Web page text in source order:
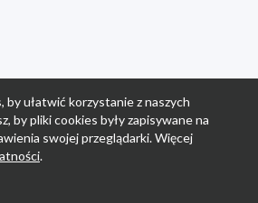
by ułatwić korzystanie z naszych
by pliki cookies były zapisywane na
swojej przeglądarki. Więcej
.